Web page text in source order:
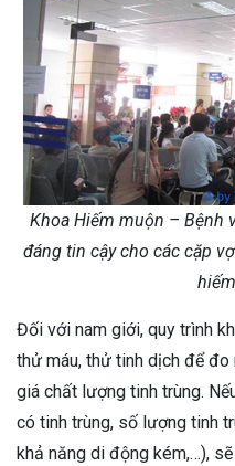
Khoa Hiếm muộn – Bệnh
đáng tin cậy cho các cặp
Đối với nam giới, quy trình
thử máu, thử tinh dịch để
giá chất lượng tinh trùng.
có tinh trùng, số lượng tinh
khả năng di động kém,…),